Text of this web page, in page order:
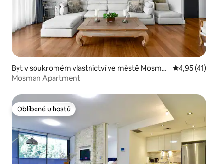
Byt v soukromém vlastnictví ve městě Mosma
n
Průměrné
4,95 (41)
Mosman Apartment
Oblíbené u hostů
Oblíbené u hostů